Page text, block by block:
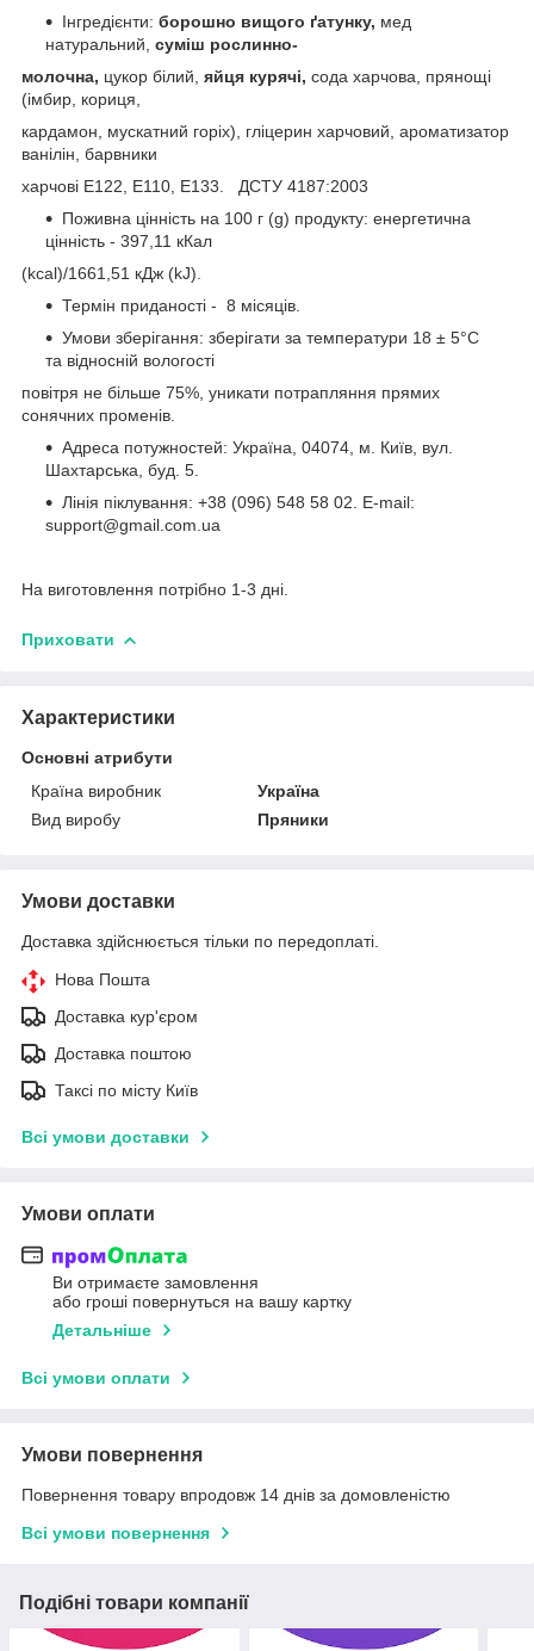
Інгредієнти: борошно вищого ґатунку, мед
натуральний, суміш рослинно-
молочна, цукор білий, яйця курячі, сода харчова, прянощі
(імбир, кориця,
кардамон, мускатний горіх), гліцерин харчовий, ароматизатор
ванілін, барвники
харчові Е122, E110, E133. ДСТУ 4187:2003
Поживна цінність на 100 г (g) продукту: енергетична
цінність - 397,11 кКал
(kcal)/1661,51 кДж (kJ).
Термін приданості - 8 місяців.
Умови зберігання: зберігати за температури 18 ± 5°C
та відносній вологості
повітря не більше 75%, уникати потрапляння прямих
сонячних променів.
Адреса потужностей: Україна, 04074, м. Київ, вул.
Шахтарська, буд. 5.
Лінія піклування: +38 (096) 548 58 02. E-mail:
support@gmail.com.ua
На виготовлення потрібно 1-3 дні.
Приховати
Характеристики
Основні атрибути
Країна виробник
Україна
Вид виробу
Пряники
Умови доставки
Доставка здійснюється тільки по передоплаті.
Нова Пошта
Доставка кур'єром
Доставка поштою
Таксі по місту Київ
Всі умови доставки
Умови оплати
Ви отримаєте замовлення
або гроші повернуться на вашу картку
Детальніше
Всі умови оплати
Умови повернення
Повернення товару впродовж 14 днів за домовленістю
Всі умови повернення
Подібні товари компанії